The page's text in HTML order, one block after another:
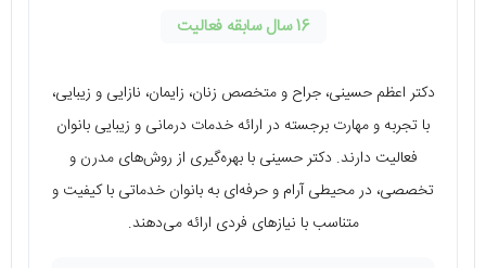
16 سال سابقه فعالیت
دکتر اعظم حسینی، جراح و متخصص زنان، زایمان، نازایی و زیبایی،
با تجربه و مهارت برجسته در ارائه خدمات درمانی و زیبایی بانوان
فعالیت دارند. دکتر حسینی با بهره‌گیری از روش‌های مدرن و
تخصصی، در محیطی آرام و حرفه‌ای به بانوان خدماتی با کیفیت و
متناسب با نیازهای فردی ارائه می‌دهند.